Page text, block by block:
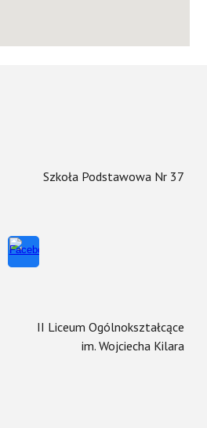
Szkoła Podstawowa Nr 37
II Liceum Ogólnokształcące
im. Wojciecha Kilara